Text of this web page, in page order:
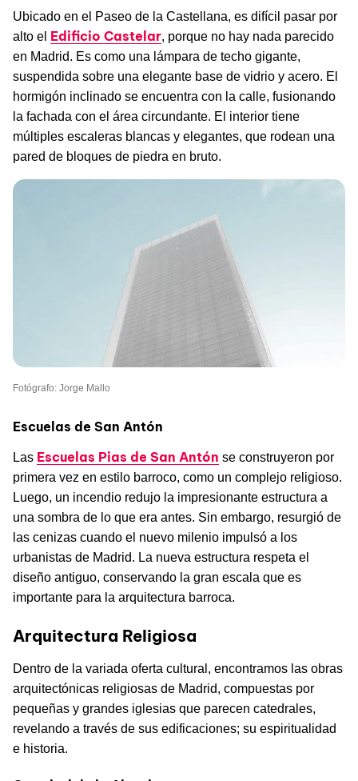
Ubicado en el Paseo de la Castellana, es difícil pasar por
alto el Edificio Castelar, porque no hay nada parecido
en Madrid. Es como una lámpara de techo gigante,
suspendida sobre una elegante base de vidrio y acero. El
hormigón inclinado se encuentra con la calle, fusionando
la fachada con el área circundante. El interior tiene
múltiples escaleras blancas y elegantes, que rodean una
pared de bloques de piedra en bruto.
Fotógrafo: Jorge Mallo
Escuelas de San Antón
Las Escuelas Pias de San Antón se construyeron por
primera vez en estilo barroco, como un complejo religioso.
Luego, un incendio redujo la impresionante estructura a
una sombra de lo que era antes. Sin embargo, resurgió de
las cenizas cuando el nuevo milenio impulsó a los
urbanistas de Madrid. La nueva estructura respeta el
diseño antiguo, conservando la gran escala que es
importante para la arquitectura barroca.
Arquitectura Religiosa
Dentro de la variada oferta cultural, encontramos las obras
arquitectónicas religiosas de Madrid, compuestas por
pequeñas y grandes iglesias que parecen catedrales,
revelando a través de sus edificaciones; su espiritualidad
e historia.